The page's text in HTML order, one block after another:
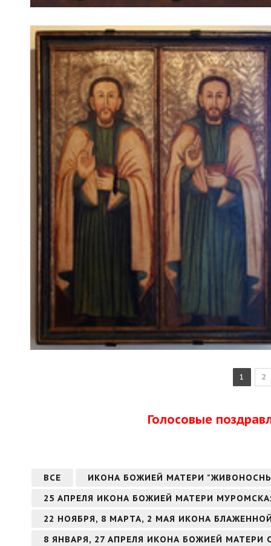
1 2
Голосовые
ВСЕ
ИКОНА БОЖИЕЙ МАТЕРИ
25 АПРЕЛЯ ИКОНА БОЖИЕЙ МАТЕРИ
22 НОЯБРЯ, 8 МАРТА, 2 МАЯ ИКОНА
8 ЯНВАРЯ, 27 АПРЕЛЯ ИКОНА БОЖИЕЙ МАТЕРИ